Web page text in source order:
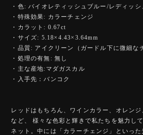
・色: バイオレティッシュブルー/レディッ
・特殊効果: カラーチェンジ
・カラット: 0.67ct
・サイズ: 5.18×4.43×3.64mm
・品質: アイクリーン（ガードル下に微細な
・処理の有無: 無し
・主な産地:マダガスカル
・入手先：バンコク
レッドはもちろん、ワインカラー、オレン
など、 様々な色彩と輝きで私たちを魅力し
ネット。中には「カラーチェンジ」といった